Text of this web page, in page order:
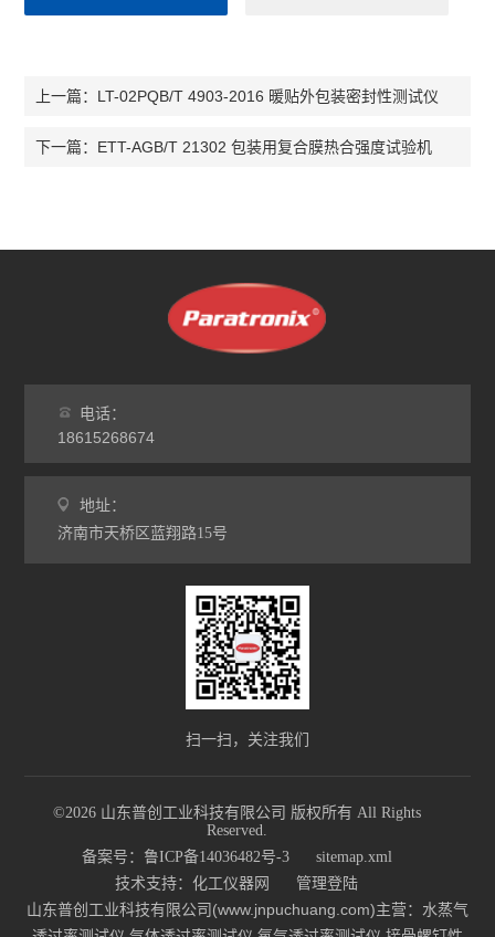
上一篇： LT-02PQB/T 4903-2016 暖贴外包装密封性测试仪
下一篇： ETT-AGB/T 21302 包装用复合膜热合强度试验机
电话：
18615268674
地址：
济南市天桥区蓝翔路15号
扫一扫，关注我们
©2026 山东普创工业科技有限公司 版权所有 All Rights
Reserved.
备案号：鲁ICP备14036482号-3
sitemap.xml
技术支持： 化工仪器网 管理登陆
山东普创工业科技有限公司(www.jnpuchuang.com)主营：水蒸气